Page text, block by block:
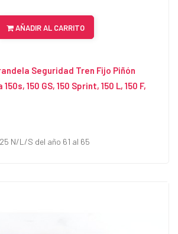
AÑADIR AL CARRITO
Seguridad Tren Fijo Piñón
150 GS, 150 Sprint, 150 L, 150 F,
N/L/S del año 61 al 65